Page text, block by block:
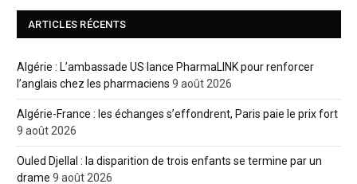
ARTICLES RÉCENTS
Algérie : L’ambassade US lance PharmaLINK pour renforcer
l’anglais chez les pharmaciens 9 août 2026
Algérie-France : les échanges s’effondrent, Paris paie le prix fort
9 août 2026
Ouled Djellal : la disparition de trois enfants se termine par un
drame 9 août 2026